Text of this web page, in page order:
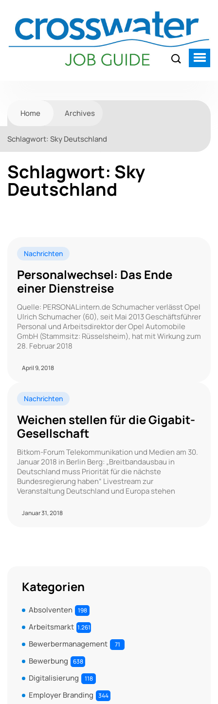
Home Archives
Schlagwort: Sky Deutschland
Schlagwort: Sky
Deutschland
Nachrichten
Personalwechsel: Das Ende
einer Dienstreise
Quelle: PERSONALintern.de Schumacher verlässt Opel
Ulrich Schumacher (60), seit Mai 2013 Geschäftsführer
Personal und Arbeitsdirektor der Opel Automobile
GmbH (Stammsitz: Rüsselsheim), hat mit Wirkung zum
28. Februar 2018
April 9, 2018
Nachrichten
Weichen stellen für die Gigabit-
Gesellschaft
Bitkom-Forum Telekommunikation und Medien am 30.
Januar 2018 in Berlin Berg: „Breitbandausbau in
Deutschland muss Priorität für die nächste
Bundesregierung haben“ Livestream zur
Veranstaltung Deutschland und Europa stehen
Januar 31, 2018
Kategorien
Absolventen 198
Arbeitsmarkt 1.261
Bewerbermanagement 71
Bewerbung 638
Digitalisierung 118
Employer Branding 344